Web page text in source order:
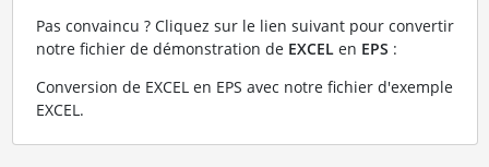
Pas convaincu ? Cliquez sur le lien suivant pour convertir
notre fichier de démonstration de EXCELen EPS :
Conversion de EXCEL en EPS avec notre fichier d'exemple
EXCEL.